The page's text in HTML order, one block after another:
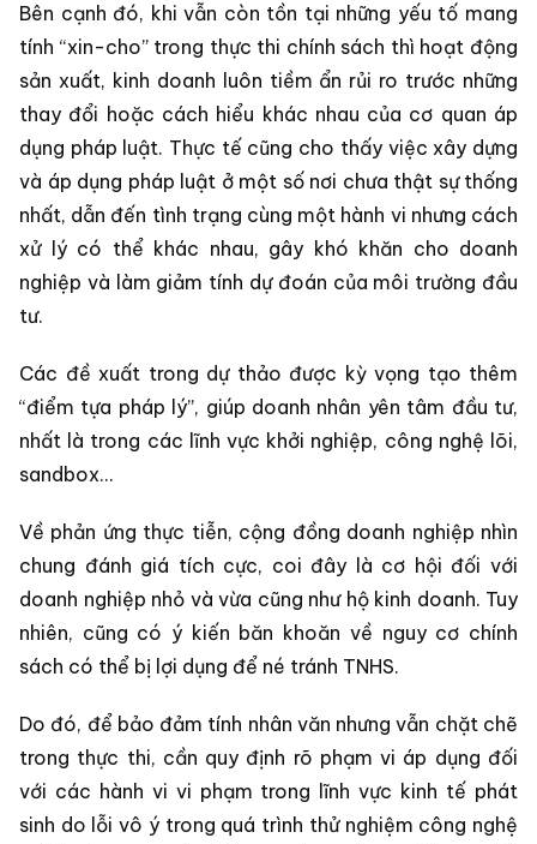
Bên cạnh đó, khi vẫn còn tồn tại những yếu tố mang
tính “xin-cho” trong thực thi chính sách thì hoạt động
sản xuất, kinh doanh luôn tiềm ẩn rủi ro trước những
thay đổi hoặc cách hiểu khác nhau của cơ quan áp
dụng pháp luật. Thực tế cũng cho thấy việc xây dựng
và áp dụng pháp luật ở một số nơi chưa thật sự thống
nhất, dẫn đến tình trạng cùng một hành vi nhưng cách
xử lý có thể khác nhau, gây khó khăn cho doanh
nghiệp và làm giảm tính dự đoán của môi trường đầu
tư.
Các đề xuất trong dự thảo được kỳ vọng tạo thêm
“điểm tựa pháp lý”, giúp doanh nhân yên tâm đầu tư,
nhất là trong các lĩnh vực khởi nghiệp, công nghệ lõi,
sandbox…
Về phản ứng thực tiễn, cộng đồng doanh nghiệp nhìn
chung đánh giá tích cực, coi đây là cơ hội đối với
doanh nghiệp nhỏ và vừa cũng như hộ kinh doanh. Tuy
nhiên, cũng có ý kiến băn khoăn về nguy cơ chính
sách có thể bị lợi dụng để né tránh TNHS.
Do đó, để bảo đảm tính nhân văn nhưng vẫn chặt chẽ
trong thực thi, cần quy định rõ phạm vi áp dụng đối
với các hành vi vi phạm trong lĩnh vực kinh tế phát
sinh do lỗi vô ý trong quá trình thử nghiệm công nghệ